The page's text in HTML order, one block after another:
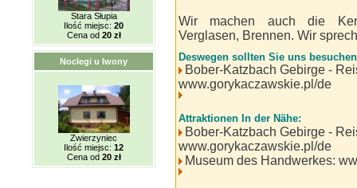
Stara Słupia
Ilość miejsc: 20
Cena od 20 zł
Noclegi u Iwony
Zwierzyniec
Ilość miejsc: 12
Cena od 20 zł
Wir machen auch die
Verglasen, Brennen. Wir
Deswegen sollten Sie uns
Bober-Katzbach Gebirge -
www.gorykaczawskie.pl/de
Attraktionen In der Nähe:
Bober-Katzbach Gebirge -
www.gorykaczawskie.pl/de
Museum des Handwerkes: